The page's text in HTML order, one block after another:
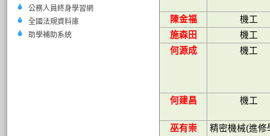
公務人員終身學習網
全國法規資料庫
助學補助系統
陳金福
機工
施森田
機工
何源成
機工
何建昌 機工
巫有崇 精密機械(進修